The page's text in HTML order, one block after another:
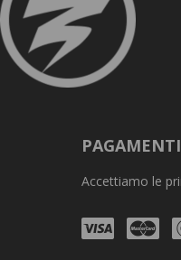
Accettiamo le
Visa